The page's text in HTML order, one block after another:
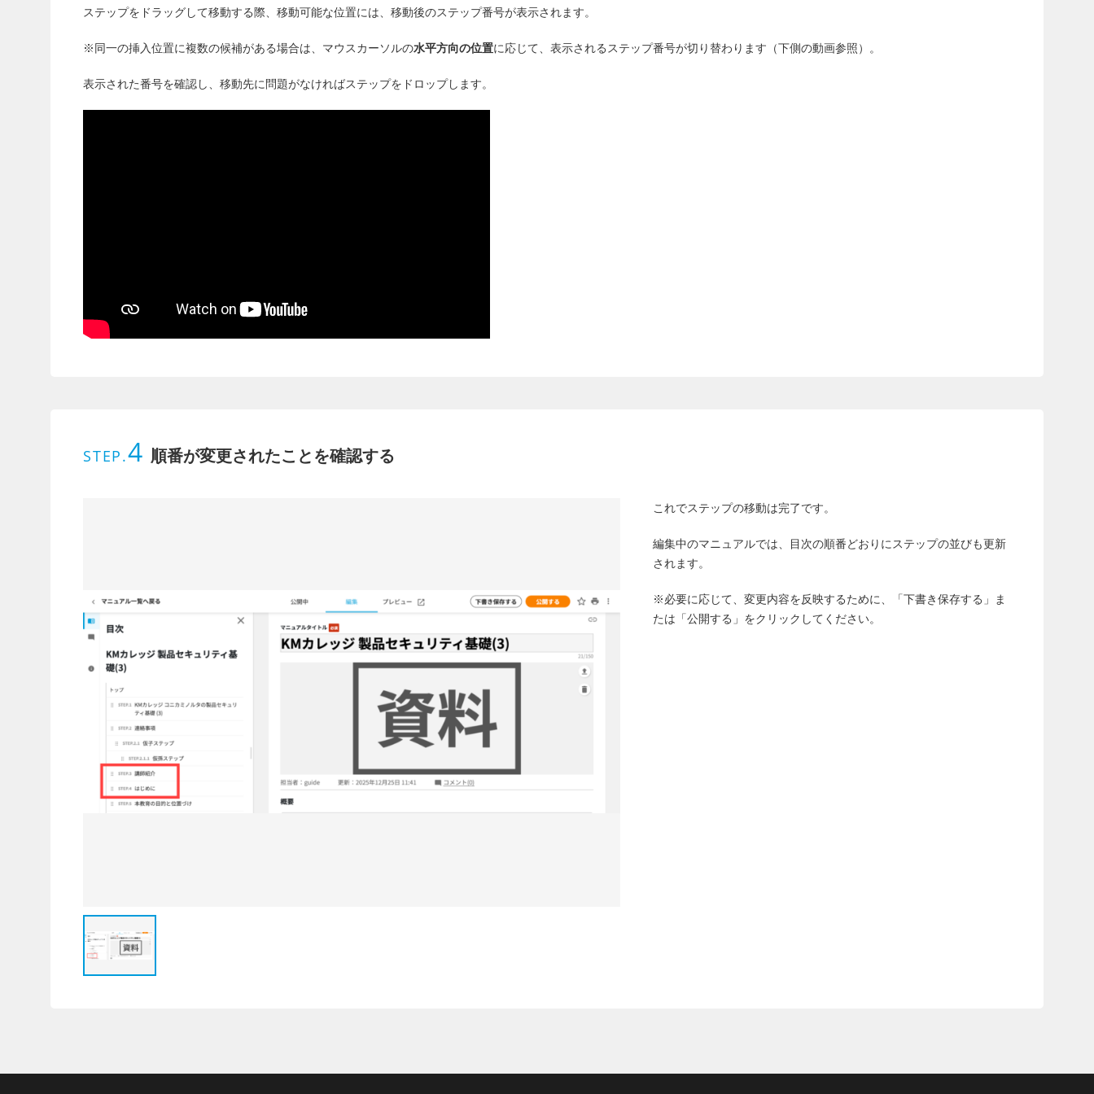
ステップをドラッグして移動する際、移動可能な位置には、移動後のステップ番号が表示されます。
※同一の挿入位置に複数の候補がある場合は、マウスカーソルの水平方向の位置に応じて、表示されるステップ番号が切り替わります（下側の動画参照）。
表示された番号を確認し、移動先に問題がなければステップをドロップします。
STEP.4 順番が変更されたことを確認する
これでステップの移動は完了です。
編集中のマニュアルでは、目次の順番どおりにステップの並びも更新
されます。
※必要に応じて、変更内容を反映するために、「下書き保存する」ま
たは「公開する」をクリックしてください。